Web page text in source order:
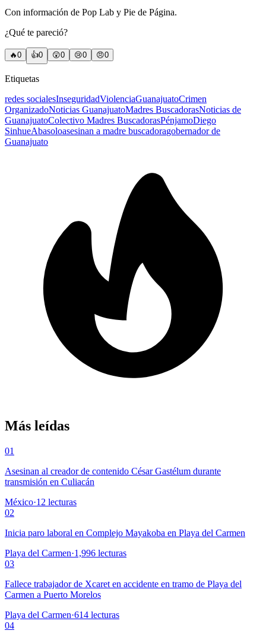
Con información de Pop Lab y Pie de Página.
¿Qué te pareció?
🔥0 👍0 😲0 😢0 😠0
Etiquetas
redes socialesInseguridadViolenciaGuanajuatoCrimen
OrganizadoNoticias GuanajuatoMadres BuscadorasNoticias de
GuanajuatoColectivo Madres BuscadorasPénjamoDiego
SinhueAbasoloasesinan a madre buscadoragobernador de
Guanajuato
Más leídas
01
Asesinan al creador de contenido César Gastélum durante
transmisión en Culiacán
México·12 lecturas
02
Inicia paro laboral en Complejo Mayakoba en Playa del Carmen
Playa del Carmen·1,996 lecturas
03
Fallece trabajador de Xcaret en accidente en tramo de Playa del
Carmen a Puerto Morelos
Playa del Carmen·614 lecturas
04